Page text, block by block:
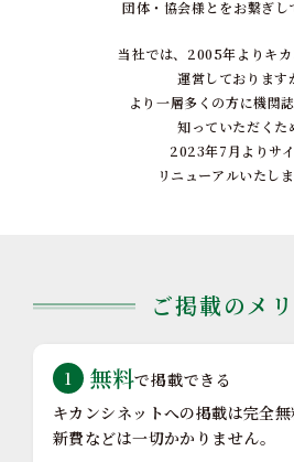
団体・協会様とをお繋ぎし
当社では、2005年よりキカ
運営しております
より一層多くの方に機関
知っていただくた
2023年7月よりサ
リニューアルいたしま
ご掲載のメ
1 無料で掲載できる
キカンシネットへの掲載は完全
新費などは一切かかりません。